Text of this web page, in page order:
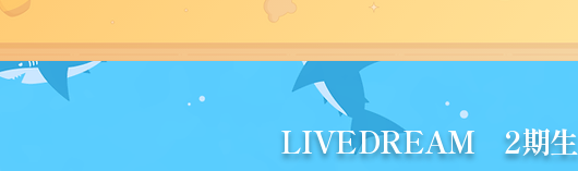
LIVEDREAM 2期生